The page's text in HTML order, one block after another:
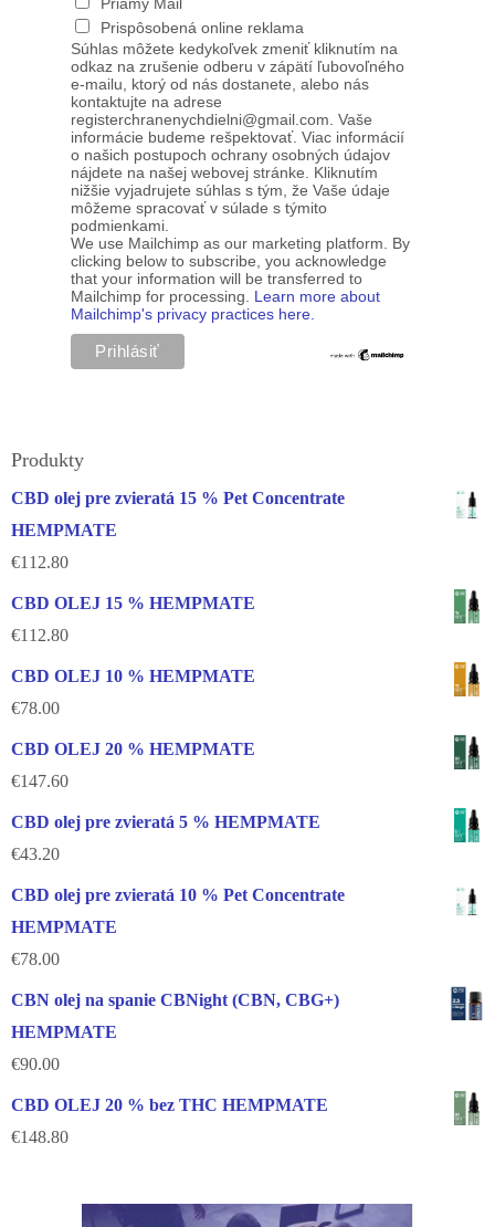
Prispôsobená online reklama
Súhlas môžete kedykoľvek zmeniť kliknutím na
odkaz na zrušenie odberu v zápätí ľubovoľného
e-mailu, ktorý od nás dostanete, alebo nás
kontaktujte na adrese
registerchranenychdielni@gmail.com. Vaše
informácie budeme rešpektovať. Viac informácií
o našich postupoch ochrany osobných údajov
nájdete na našej webovej stránke. Kliknutím
nižšie vyjadrujete súhlas s tým, že Vaše údaje
môžeme spracovať v súlade s týmito
podmienkami.
We use Mailchimp as our marketing platform. By
clicking below to subscribe, you acknowledge
that your information will be transferred to
Mailchimp for processing. Learn more about
Mailchimp's privacy practices here.
Produkty
CBD olej pre zvieratá 15 % Pet Concentrate
HEMPMATE
€112.80
CBD OLEJ 15 % HEMPMATE
€112.80
CBD OLEJ 10 % HEMPMATE
€78.00
CBD OLEJ 20 % HEMPMATE
€147.60
CBD olej pre zvieratá 5 % HEMPMATE
€43.20
CBD olej pre zvieratá 10 % Pet Concentrate
HEMPMATE
€78.00
CBN olej na spanie CBNight (CBN, CBG+)
HEMPMATE
€90.00
CBD OLEJ 20 % bez THC HEMPMATE
€148.80